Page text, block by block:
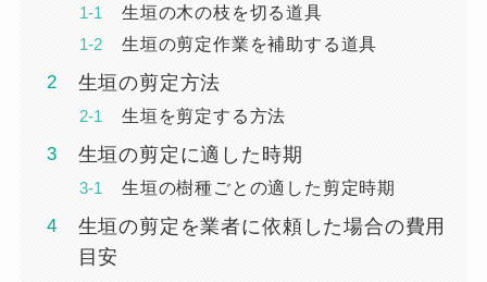
生垣の木の枝を切る道具
生垣の剪定作業を補助する道具
生垣の剪定方法
生垣を剪定する方法
生垣の剪定に適した時期
生垣の樹種ごとの適した剪定時期
生垣の剪定を業者に依頼した場合の費用
目安